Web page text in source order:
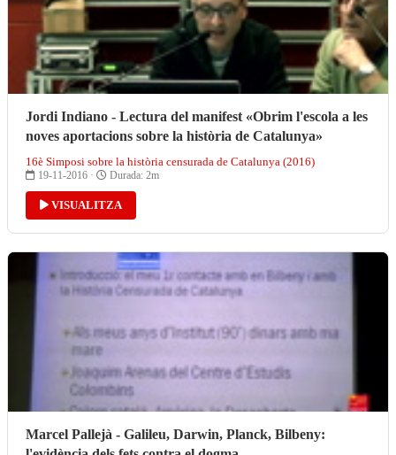
Jordi Indiano - Lectura del manifest «Obrim l'escola a les
noves aportacions sobre la història de Catalunya»
16è Simposi sobre la història censurada de Catalunya (2016)
19-11-2016 · Durada: 2m
VISUALITZA
Marcel Pallejà - Galileu, Darwin, Planck, Bilbeny: